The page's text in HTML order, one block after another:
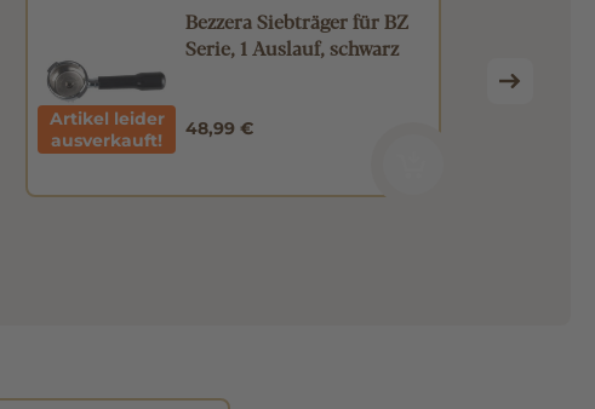
Artikel leider
ausverkauft!
Bezzera Siebträger für BZ
Serie, 1 Auslauf, schwarz
48,99 €